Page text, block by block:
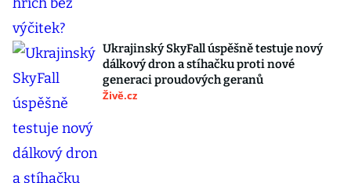
Ukrajinský SkyFall úspěšně testuje nový
dálkový dron a stíhačku proti nové
generaci proudových geranů
Živě.cz